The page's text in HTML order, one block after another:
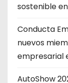
sostenible
Conducta
nuevos
empresarial
AutoShow